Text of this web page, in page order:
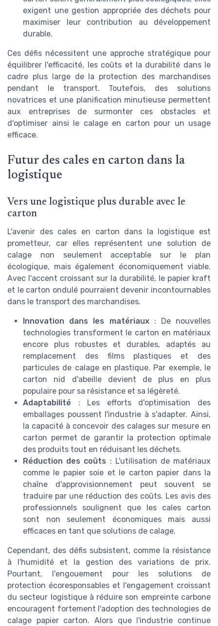
exigent une gestion appropriée des déchets pour
maximiser leur contribution au développement
durable.
Ces défis nécessitent une approche stratégique pour
équilibrer l'efficacité, les coûts et la durabilité dans le
cadre plus large de la protection des marchandises
pendant le transport. Toutefois, des solutions
novatrices et une planification minutieuse permettent
aux entreprises de surmonter ces obstacles et
d'optimiser ainsi le calage en carton pour un usage
efficace.
Futur des cales en carton dans la
logistique
Vers une logistique plus durable avec le
carton
L'avenir des cales en carton dans la logistique est
prometteur, car elles représentent une solution de
calage non seulement acceptable sur le plan
écologique, mais également économiquement viable.
Avec l'accent croissant sur la durabilité, le papier kraft
et le carton ondulé pourraient devenir incontournables
dans le transport des marchandises.
Innovation dans les matériaux: De nouvelles
technologies transforment le carton en matériaux
encore plus robustes et durables, adaptés au
remplacement des films plastiques et des
particules de calage en plastique. Par exemple, le
carton nid d'abeille devient de plus en plus
populaire pour sa résistance et sa légèreté.
Adaptabilité : Les efforts d'optimisation des
emballages poussent l'industrie à s'adapter. Ainsi,
la capacité à concevoir des calages sur mesure en
carton permet de garantir la protection optimale
des produits tout en réduisant les déchets.
Réduction des coûts : L'utilisation de matériaux
comme le papier soie et le carton papier dans la
chaîne d'approvisionnement peut souvent se
traduire par une réduction des coûts. Les avis des
professionnels soulignent que les cales carton
sont non seulement économiques mais aussi
efficaces en tant que solutions de calage.
Cependant, des défis subsistent, comme la résistance
à l'humidité et la gestion des variations de prix.
Pourtant, l'engouement pour les solutions de
protection écoresponsables et l'engagement croissant
du secteur logistique à réduire son empreinte carbone
encouragent fortement l'adoption des technologies de
calage papier carton. Alors que l'industrie continue